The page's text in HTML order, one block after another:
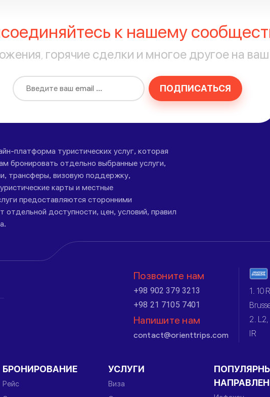
к нашему
горячие сделки и многое другое на
ПОДПИСАТЬСЯ
платформа туристических услуг, которая
бронировать отдельно выбранные услуги,
трансферы, визовую поддержку,
карты и местные
предоставляются сторонними
отдельной доступности, цен, условий, правил
Позвоните нам
+98 902 379 3213
+98 21 7105 7401
Напишите нам
contact@orienttrips.com
1. 10
2. L2,
IR
БРОНИРОВАНИЕ
Рейс
УСЛУГИ
Виза